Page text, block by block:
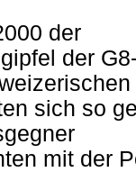
der
der
sich so
mit der